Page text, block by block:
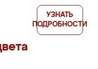
УЗНАТЬ
ПОДРОБНОСТИ